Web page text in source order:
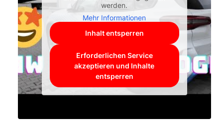
werden.
Mehr Informationen
Inhalt entsperren
Erforderlichen Service
akzeptieren und Inhalte
entsperren